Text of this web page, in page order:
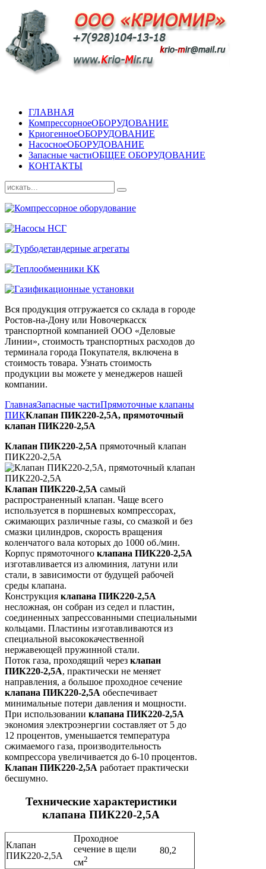
ГЛАВНАЯ
КомпрессорноеОБОРУДОВАНИЕ
КриогенноеОБОРУДОВАНИЕ
НасосноеОБОРУДОВАНИЕ
Запасные частиОБЩЕЕ ОБОРУДОВАНИЕ
КОНТАКТЫ
Вся продукция отгружается со склада в городе
Ростов-на-Дону или Новочеркасск
транспортной компанией ООО «Деловые
Линии», стоимость транспортных расходов до
терминала города Покупателя, включена в
стоимость товара. Узнать стоимость
продукции вы можете у менеджеров нашей
компании.
ГлавнаяЗапасные частиПрямоточные клапаны
ПИККлапан ПИК220-2,5А, прямоточный
клапан ПИК220-2,5А
Клапан ПИК220-2,5А прямоточный клапан
ПИК220-2,5А
Клапан ПИК220-2,5А самый
распространенный клапан. Чаще всего
используется в поршневых компрессорах,
сжимающих различные газы, со смазкой и без
смазки цилиндров, скорость вращения
коленчатого вала которых до 1000 об./мин.
Корпус прямоточного клапана ПИК220-2,5А
изготавливается из алюминия, латуни или
стали, в зависимости от будущей рабочей
среды клапана.
Конструкция клапана ПИК220-2,5А
несложная, он собран из седел и пластин,
соединенных запрессованными специальными
кольцами. Пластины изготавливаются из
специальной высококачественной
нержавеющей пружинной стали.
Поток газа, проходящий через клапан
ПИК220-2,5А, практически не меняет
направления, а большое проходное сечение
клапана ПИК220-2,5А обеспечивает
минимальные потери давления и мощности.
При использовании клапана ПИК220-2,5А
экономия электроэнергии составляет от 5 до
12 процентов, уменьшается температура
сжимаемого газа, производительность
компрессора увеличивается до 6-10 процентов.
Клапан ПИК220-2,5А работает практически
бесшумно.
Технические характеристики
клапана ПИК220-2,5А
Клапан
ПИК220-2,5А
Проходное
сечение в щели
см2
80,2